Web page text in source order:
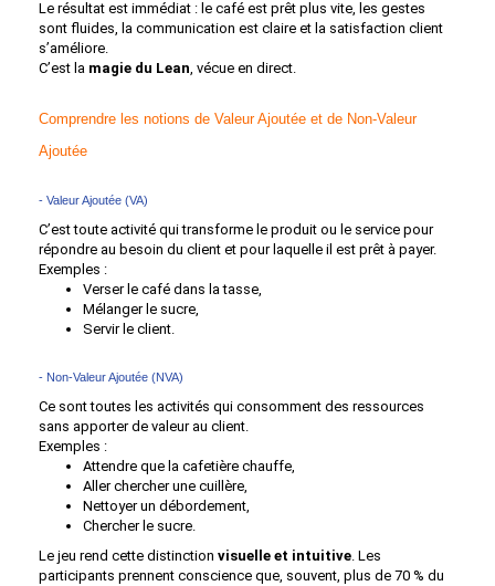
Le résultat est immédiat : le café est prêt plus vite, les gestes
sont fluides, la communication est claire et la satisfaction client
s’améliore.
C’est la magie du Lean, vécue en direct.
Comprendre les notions de Valeur Ajoutée et de Non-Valeur
Ajoutée
- Valeur Ajoutée (VA)
C’est toute activité qui transforme le produit ou le service pour
répondre au besoin du client et pour laquelle il est prêt à payer.
Exemples :
Verser le café dans la tasse,
Mélanger le sucre,
Servir le client.
- Non-Valeur Ajoutée (NVA)
Ce sont toutes les activités qui consomment des ressources
sans apporter de valeur au client.
Exemples :
Attendre que la cafetière chauffe,
Aller chercher une cuillère,
Nettoyer un débordement,
Chercher le sucre.
Le jeu rend cette distinction visuelle et intuitive. Les
participants prennent conscience que, souvent, plus de 70 % du